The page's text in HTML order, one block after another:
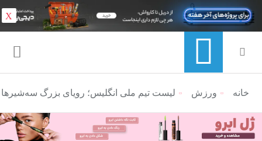
منوی ناوبری خرده نان
خانه ورزش لیست تیم ملی انگلیس؛ رویای بزرگ سه‌شیرها در
X